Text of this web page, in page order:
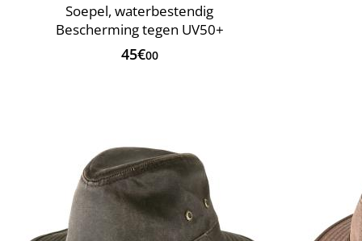
Soepel, waterbestendig
Bescherming tegen UV50+
45€00